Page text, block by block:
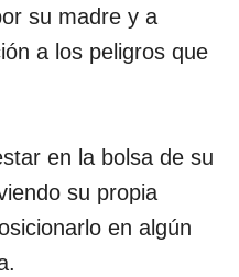
su madre y a
a los peligros que
en la bolsa de su
su propia
en algún